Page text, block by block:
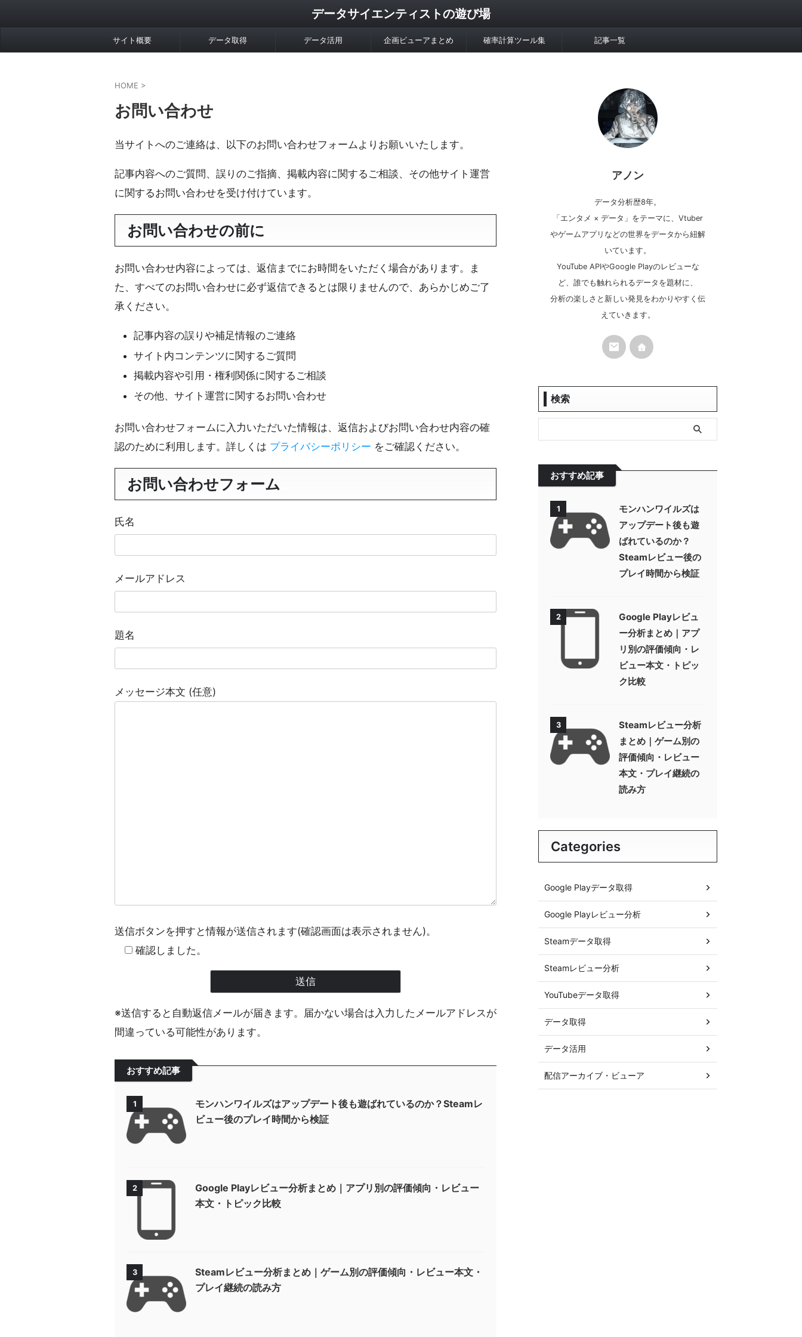
データサイエンティストの遊び場
サイト概要 データ取得 データ活用 企画ビューアまとめ 確率計算ツール集 記事一覧
HOME >
お問い合わせ
当サイトへのご連絡は、以下のお問い合わせフォームよりお願いいたします。
記事内容へのご質問、誤りのご指摘、掲載内容に関するご相談、その他サイト運営
に関するお問い合わせを受け付けています。
お問い合わせの前に
お問い合わせ内容によっては、返信までにお時間をいただく場合があります。ま
た、すべてのお問い合わせに必ず返信できるとは限りませんので、あらかじめご了
承ください。
記事内容の誤りや補足情報のご連絡
サイト内コンテンツに関するご質問
掲載内容や引用・権利関係に関するご相談
その他、サイト運営に関するお問い合わせ
お問い合わせフォームに入力いただいた情報は、返信およびお問い合わせ内容の確
認のために利用します。詳しくは プライバシーポリシー をご確認ください。
お問い合わせフォーム
氏名
メールアドレス
題名
メッセージ本文 (任意)
送信ボタンを押すと情報が送信されます(確認画面は表示されません)。
確認しました。
※送信すると自動返信メールが届きます。届かない場合は入力したメールアドレスが
間違っている可能性があります。
おすすめ記事
1
モンハンワイルズはアップデート後も遊ばれているのか？Steamレ
ビュー後のプレイ時間から検証
2
Google Playレビュー分析まとめ｜アプリ別の評価傾向・レビュー
本文・トピック比較
3
Steamレビュー分析まとめ｜ゲーム別の評価傾向・レビュー本文・
プレイ継続の読み方
アノン
データ分析歴8年。
「エンタメ × データ」をテーマに、Vtuber
やゲームアプリなどの世界をデータから紐解
いています。
YouTube APIやGoogle Playのレビューな
ど、誰でも触れられるデータを題材に、
分析の楽しさと新しい発見をわかりやすく伝
えていきます。
検索
おすすめ記事
1
モンハンワイルズは
アップデート後も遊
ばれているのか？
Steamレビュー後の
プレイ時間から検証
2
Google Playレビュ
ー分析まとめ｜アプ
リ別の評価傾向・レ
ビュー本文・トピッ
ク比較
3
Steamレビュー分析
まとめ｜ゲーム別の
評価傾向・レビュー
本文・プレイ継続の
読み方
Categories
Google Playデータ取得
Google Playレビュー分析
Steamデータ取得
Steamレビュー分析
YouTubeデータ取得
データ取得
データ活用
配信アーカイブ・ビューア